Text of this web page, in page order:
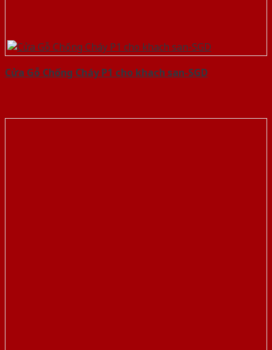
Cửa Gỗ Chống Cháy P1 cho khach san-SGD